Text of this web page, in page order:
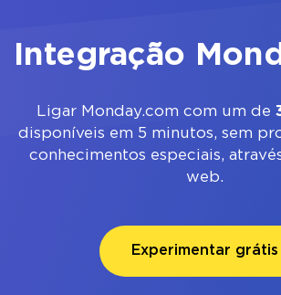
Integração
Ligar Monday.com com um de
disponíveis em 5 minutos, sem
conhecimentos especiais,
web.
Experimentar grátis